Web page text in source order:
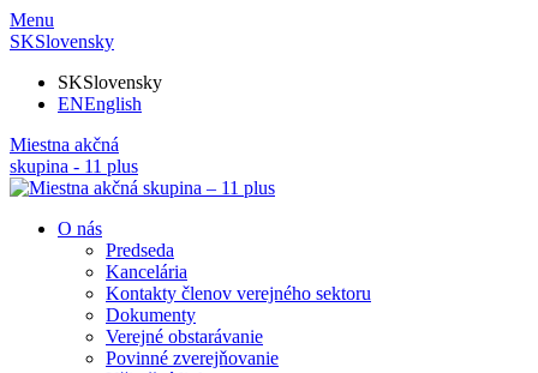
Menu
SKSlovensky
SKSlovensky
ENEnglish
Miestna akčná
skupina - 11 plus
O nás
Predseda
Kancelária
Kontakty členov verejného sektoru
Dokumenty
Verejné obstarávanie
Povinné zverejňovanie